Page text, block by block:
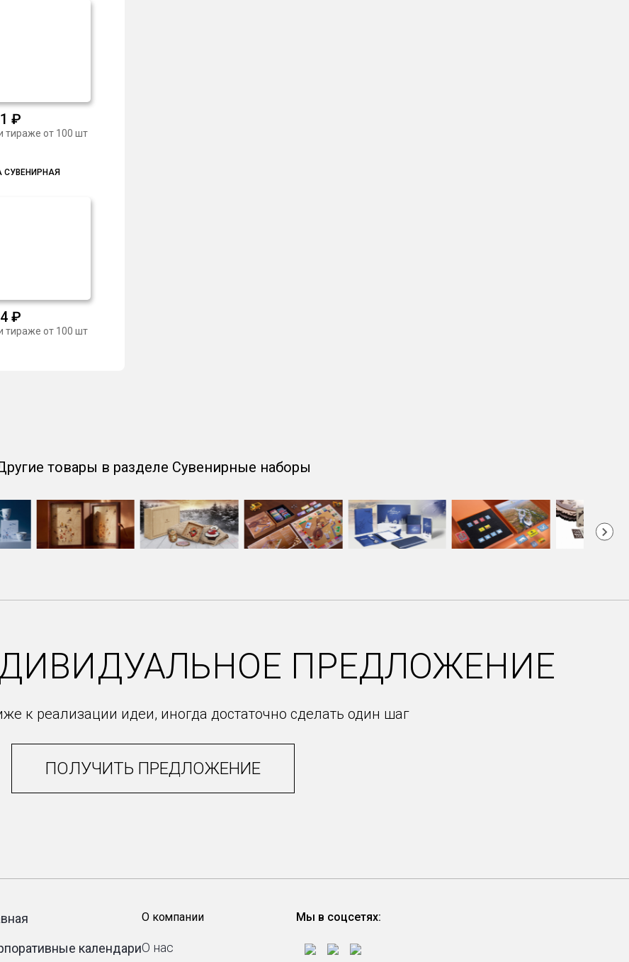
1 ₽
тираже от 100 шт
СУВЕНИРНАЯ
4 ₽
тираже от 100 шт
товары в разделе Сувенирные наборы
ПРЕДЛОЖЕНИЕ
к реализации идеи, иногда достаточно сделать один шаг
ПОЛУЧИТЬ ПРЕДЛОЖЕНИЕ
календари
О компании
О нас
Мы в соцсетях: